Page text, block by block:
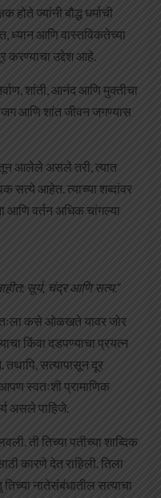
होते ज्यांनी बौद्ध धर्माची
ध्यान आणि वास्तविकतेच्या
करण्याचा उद्देश आहे.
शांती, आनंद आणि मुक्तीचा
आणि शांत जीवन जगण्यास
आलेले असले तरी, त्यात
सत्ये आहेत. त्याच्या शब्दांवर
आणि वर्तन अधिक चांगल्या
सूर्य, चंद्र आणि सत्य.”
कसे ओळखते यावर जोर
किंवा दडपण्याचा प्रयत्न
सत्यापासून दूर
स्वतःशी प्रामाणिक
असले पाहिजे.
ती तिच्या पतीच्या शाब्दिक
कारणे देत राहिली. तिला
नातेसंबंधातील सत्याचा